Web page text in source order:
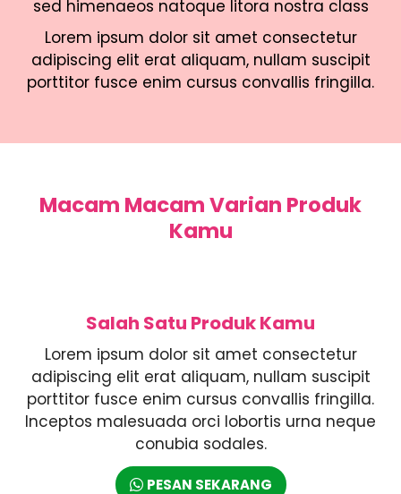
sed himenaeos natoque litora nostra class
Lorem ipsum dolor sit amet consectetur
adipiscing elit erat aliquam, nullam suscipit
porttitor fusce enim cursus convallis fringilla.
Macam Macam Varian Produk
Kamu
Salah Satu Produk Kamu
Lorem ipsum dolor sit amet consectetur
adipiscing elit erat aliquam, nullam suscipit
porttitor fusce enim cursus convallis fringilla.
Inceptos malesuada orci lobortis urna neque
conubia sodales.
PESAN SEKARANG